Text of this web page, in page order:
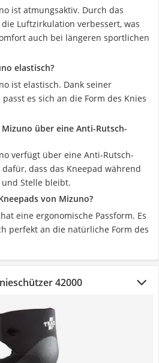
ist atmungsaktiv. Durch das
Luftzirkulation verbessert, was
auch bei längeren sportlichen
elastisch?
ist elastisch. Dank seiner
es sich an die Form des Knies
über eine Anti-Rutsch-
verfügt über eine Anti-Rutsch-
dass das Kneepad während
Stelle bleibt.
von Mizuno?
eine ergonomische Passform. Es
perfekt an die natürliche Form des
42000